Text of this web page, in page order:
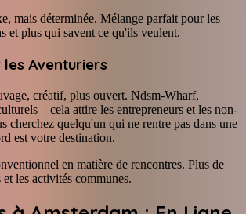
mais déterminée. Mélange parfait pour les
et plus qui savent ce qu'ils veulent.
les Aventuriers
créatif, plus ouvert. Ndsm-Wharf,
attire les entrepreneurs et les non-
cherchez quelqu'un qui ne rentre pas dans une
est votre destination.
en matière de rencontres. Plus de
les activités communes.